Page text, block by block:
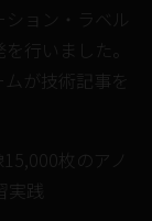
ョン・ラベル
行いました。
が技術記事を
枚のアノ
実践